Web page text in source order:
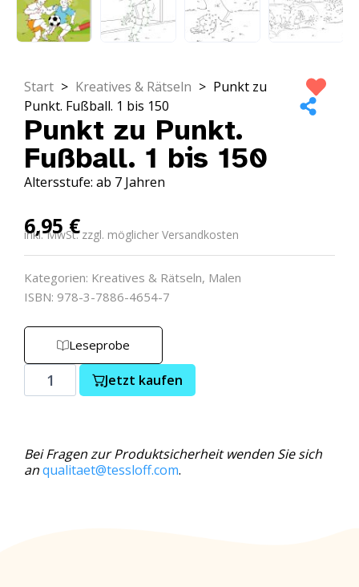
Start > Kreatives & Rätseln > Punkt zu
Punkt. Fußball. 1 bis 150
Punkt zu Punkt.
Fußball. 1 bis 150
Altersstufe: ab 7 Jahren
6,95€
inkl. MwSt. zzgl. möglicher Versandkosten
Kategorien: Kreatives & Rätseln, Malen
ISBN: 978-3-7886-4654-7
Leseprobe
Jetzt kaufen
Bei Fragen zur Produktsicherheit wenden Sie sich
anqualitaet@tessloff.com.